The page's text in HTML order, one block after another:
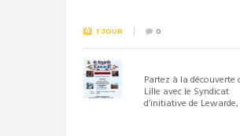
1 JOUR 0
Partez à la découverte
Lille avec le Syndicat
d’initiative de